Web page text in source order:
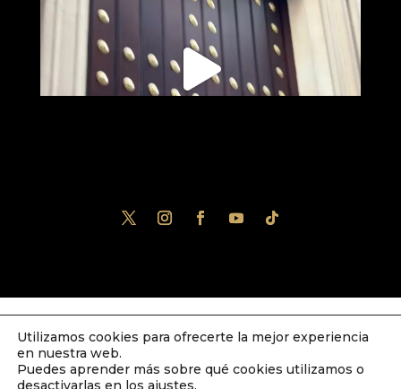
Diseñado poriNova Cloud. Una empresa
deGrupo Inova 2023© Todos los derechos
Utilizamos cookies para ofrecerte la mejor experiencia
en nuestra web.
Puedes aprender más sobre qué cookies utilizamos o
desactivarlas en los ajustes.